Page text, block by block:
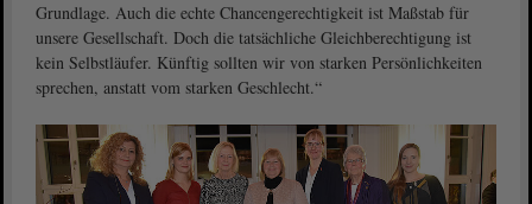
Grundlage. Auch die echte Chancengerechtigkeit ist Maßstab für
unsere Gesellschaft. Doch die tatsächliche Gleichberechtigung ist
kein Selbstläufer. Künftig sollten wir von starken Persönlichkeiten
sprechen, anstatt vom starken Geschlecht.“